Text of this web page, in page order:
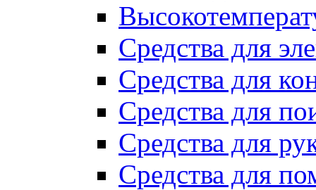
Средства для
Средства для
Средства для
Средства для
Средства для